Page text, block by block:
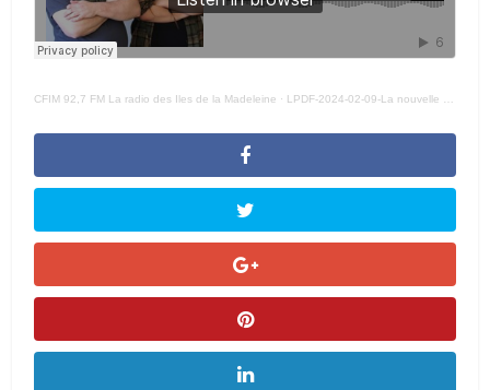
CFIM 92,7 FM La radio des Iles de la Madeleine · LPDF-2024-02-09-La nouvelle halte-chaleur révèle une itinérance «sous-estimée» aux Îles